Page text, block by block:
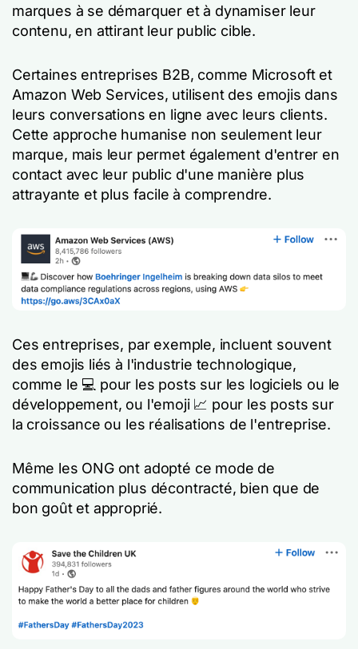
marques à se démarquer et à dynamiser leur
contenu, en attirant leur public cible.
Certaines entreprises B2B, comme Microsoft et
Amazon Web Services, utilisent des emojis dans
leurs conversations en ligne avec leurs clients.
Cette approche humanise non seulement leur
marque, mais leur permet également d'entrer en
contact avec leur public d'une manière plus
attrayante et plus facile à comprendre.
Ces entreprises, par exemple, incluent souvent
des emojis liés à l'industrie technologique,
comme le 💻 pour les posts sur les logiciels ou le
développement, ou l'emoji 📈 pour les posts sur
la croissance ou les réalisations de l'entreprise.
Même les ONG ont adopté ce mode de
communication plus décontracté, bien que de
bon goût et approprié.